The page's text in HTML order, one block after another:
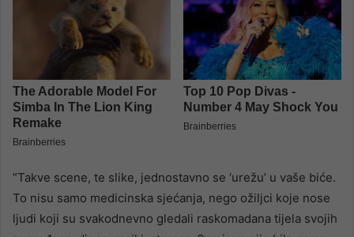
“Takve scene, te slike, jednostavno se ‘urežu’ u vaše biće.
To nisu samo medicinska sjećanja, nego ožiljci koje nose
ljudi koji su svakodnevno gledali raskomadana tijela svojih